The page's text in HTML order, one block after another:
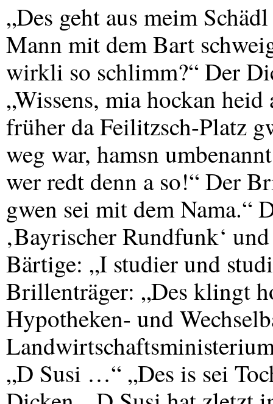
„Des geht aus meim
Mann mit dem Bart
wirkli so schlimm?“ Der
„Wissens, mia hockan
früher da Feilitzsch-Platz
weg war, hamsn
wer redt denn a so!“ Der
gwen sei mit dem Nama.“
‚Bayrischer Rundfunk‘
Bärtige: „I studier und
Brillenträger: „Des klingt
Hypotheken- und
„D Susi …“ „Des is sei